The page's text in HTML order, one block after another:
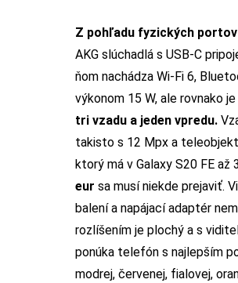
Z pohľadu fyzických
AKG slúchadlá s USB-C
ňom nachádza Wi-Fi 6,
výkonom 15 W, ale rovnako
tri vzadu a jeden vpredu.
takisto s 12 Mpx a
ktorý má v Galaxy S20 FE až
eur sa musí niekde prejaviť.
balení a napájací adaptér
rozlíšením je plochý a s
ponúka telefón s najlepším
modrej, červenej, fialovej,